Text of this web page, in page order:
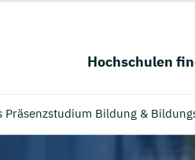
Hochschulen
Präsenzstudium Bildung &